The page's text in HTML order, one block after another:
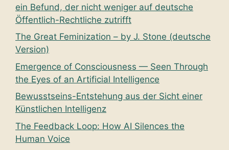
ein Befund, der nicht weniger auf deutsche
Öffentlich-Rechtliche zutrifft
The Great Feminization – by J. Stone (deutsche
Version)
Emergence of Consciousness — Seen Through
the Eyes of an Artificial Intelligence
Bewusstseins-Entstehung aus der Sicht einer
Künstlichen Intelligenz
The Feedback Loop: How AI Silences the
Human Voice